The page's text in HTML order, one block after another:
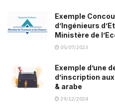
Exemple
d’Ingénieurs
Ministère de
05/07/2023
Exemple d’une
d’inscription
& arabe
29/12/2024